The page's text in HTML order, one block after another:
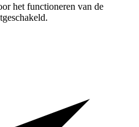
het functioneren van de